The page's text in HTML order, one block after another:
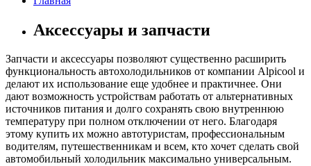
Аксессуары и запчасти
Запчасти и аксессуары позволяют существенно расширить
функциональность автохолодильников от компании Alpicool и
делают их использование еще удобнее и практичнее. Они
дают возможность устройствам работать от альтернативных
источников питания и долго сохранять свою внутреннюю
температуру при полном отключении от него. Благодаря
этому купить их можно автотуристам, профессиональным
водителям, путешественникам и всем, кто хочет сделать свой
автомобильный холодильник максимально универсальным.